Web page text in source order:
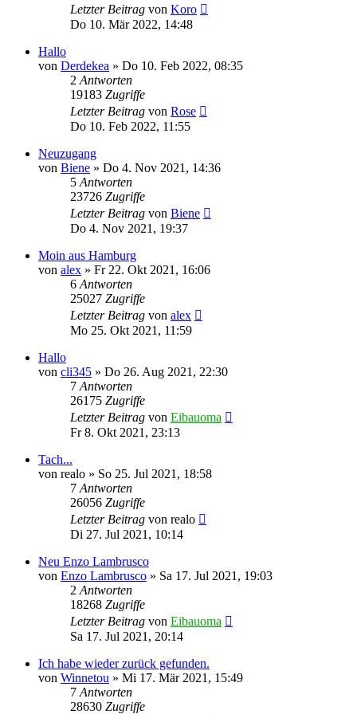
Letzter Beitrag von Koro
Do 10. Mär 2022, 14:48
Hallo
von Derdekea » Do 10. Feb 2022, 08:35
2 Antworten
19183 Zugriffe
Letzter Beitrag von Rose
Do 10. Feb 2022, 11:55
Neuzugang
von Biene » Do 4. Nov 2021, 14:36
5 Antworten
23726 Zugriffe
Letzter Beitrag von Biene
Do 4. Nov 2021, 19:37
Moin aus Hamburg
von alex » Fr 22. Okt 2021, 16:06
6 Antworten
25027 Zugriffe
Letzter Beitrag von alex
Mo 25. Okt 2021, 11:59
Hallo
von cli345 » Do 26. Aug 2021, 22:30
7 Antworten
26175 Zugriffe
Letzter Beitrag von Eibauoma
Fr 8. Okt 2021, 23:13
Tach...
von realo » So 25. Jul 2021, 18:58
7 Antworten
26056 Zugriffe
Letzter Beitrag von realo
Di 27. Jul 2021, 10:14
Neu Enzo Lambrusco
von Enzo Lambrusco » Sa 17. Jul 2021, 19:03
2 Antworten
18268 Zugriffe
Letzter Beitrag von Eibauoma
Sa 17. Jul 2021, 20:14
Ich habe wieder zurück gefunden.
von Winnetou » Mi 17. Mär 2021, 15:49
7 Antworten
28630 Zugriffe